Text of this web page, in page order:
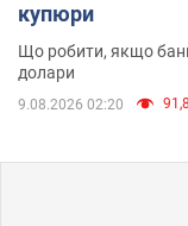
купюри
Що робити, якщо
долари
9.08.2026 02:20